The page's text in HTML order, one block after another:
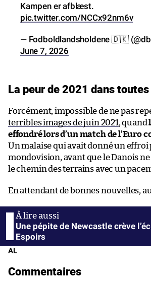
Kampen er afblæst.
pic.twitter.com/NCCx92nm6v
— Fodboldlandsholdene 🇩🇰
June 7, 2026
La peur de 2021 dans
Forcément, impossible de ne pas
terribles images de juin 2021, quand
effondré lors d’un match de l’Euro
Un malaise qui avait donné un effroi
mondovision, avant que le Danois
le chemin des terrains avec un
En attendant de bonnes nouvelles,
Une pépite de Newcastle crève
Espoirs
AL
Commentaires